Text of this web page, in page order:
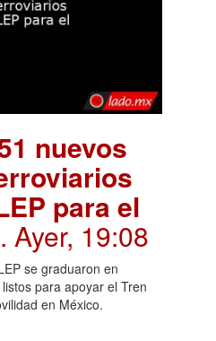
nuevos
para el
. Ayer, 19:08
se graduaron en
para apoyar el Tren
en México.